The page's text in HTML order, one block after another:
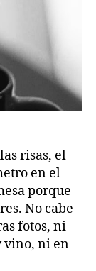
risas, el
en el
porque
No cabe
fotos, ni
vino, ni en